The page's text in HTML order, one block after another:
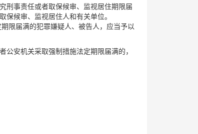
刑事责任或者取保候审、监视居住期限届
候审、监视居住人和有关单位。
限届满的犯罪嫌疑人、被告人，应当予以
安机关采取强制措施法定期限届满的，